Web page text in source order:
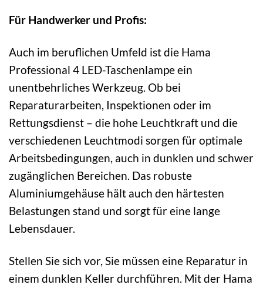
Für Handwerker und Profis:
Auch im beruflichen Umfeld ist die Hama
Professional 4 LED-Taschenlampe ein
unentbehrliches Werkzeug. Ob bei
Reparaturarbeiten, Inspektionen oder im
Rettungsdienst – die hohe Leuchtkraft und die
verschiedenen Leuchtmodi sorgen für optimale
Arbeitsbedingungen, auch in dunklen und schwer
zugänglichen Bereichen. Das robuste
Aluminiumgehäuse hält auch den härtesten
Belastungen stand und sorgt für eine lange
Lebensdauer.
Stellen Sie sich vor, Sie müssen eine Reparatur in
einem dunklen Keller durchführen. Mit der Hama